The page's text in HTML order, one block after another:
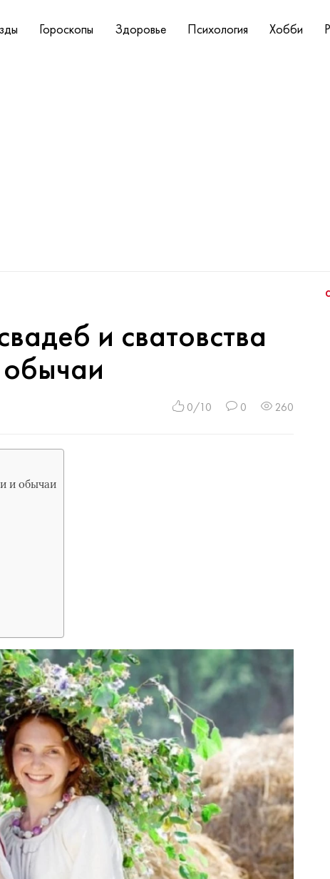
Гороскопы Здоровье Психология Хобби
и сватовства
0/10 0 260
и обычаи